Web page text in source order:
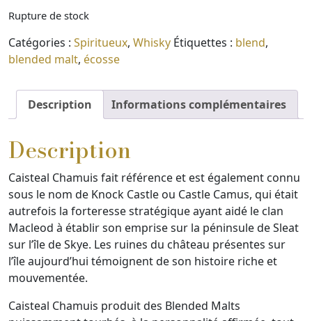
Rupture de stock
Catégories : Spiritueux, Whisky Étiquettes : blend,
blended malt, écosse
Description Informations complémentaires
Description
Caisteal Chamuis fait référence et est également connu
sous le nom de Knock Castle ou Castle Camus, qui était
autrefois la forteresse stratégique ayant aidé le clan
Macleod à établir son emprise sur la péninsule de Sleat
sur l’île de Skye. Les ruines du château présentes sur
l’île aujourd’hui témoignent de son histoire riche et
mouvementée.
Caisteal Chamuis produit des Blended Malts